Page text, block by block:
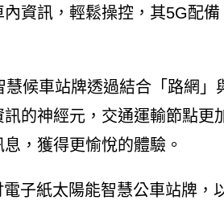
資訊，輕鬆操控，其5G配
候車站牌透過結合「路網」
的神經元，交通運輸節點更
，獲得更愉悅的體驗。
子紙太陽能智慧公車站牌，